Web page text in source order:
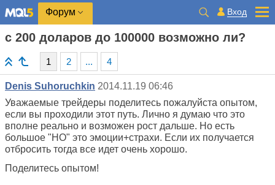
Форум Вход
с 200 доларов до 100000 возможно ли?
1 2 ... 4
Denis Suhoruchkin 2014.11.19 06:46
Уважаемые трейдеры поделитесь пожалуйста опытом,
если вы проходили этот путь. Лично я думаю что это
вполне реально и возможен рост дальше. Но есть
большое "НО" это эмоции+страхи. Если их получается
отбросить тогда все идет очень хорошо.
Поделитесь опытом!